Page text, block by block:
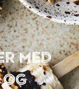
med